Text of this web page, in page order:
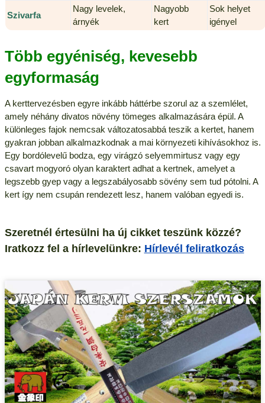
Szivarfa
Nagy levelek,
árnyék
Nagyobb
kert
Sok helyet
igényel
Több egyéniség, kevesebb
egyformaság
A kerttervezésben egyre inkább háttérbe szorul az a szemlélet,
amely néhány divatos növény tömeges alkalmazására épül. A
különleges fajok nemcsak változatosabbá teszik a kertet, hanem
gyakran jobban alkalmazkodnak a mai környezeti kihívásokhoz is.
Egy bordólevelű bodza, egy virágzó selyemmirtusz vagy egy
csavart mogyoró olyan karaktert adhat a kertnek, amelyet a
legszebb gyep vagy a legszabályosabb sövény sem tud pótolni. A
kert így nem csupán rendezett lesz, hanem valóban egyedi is.
Szeretnél értesülni ha új cikket teszünk közzé?
Iratkozz fel a hírlevelünkre: Hírlevél feliratkozás